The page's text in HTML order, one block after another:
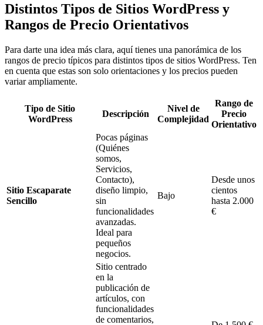
Distintos Tipos de Sitios WordPress y
Rangos de Precio Orientativos
Para darte una idea más clara, aquí tienes una panorámica de los
rangos de precio típicos para distintos tipos de sitios WordPress. Ten
en cuenta que estas son solo orientaciones y los precios pueden
variar ampliamente.
Tipo de Sitio
WordPress
Descripción
Nivel de
Complejidad
Rango de
Precio
Orientativo
Sitio Escaparate
Sencillo
Pocas páginas
(Quiénes
somos,
Servicios,
Contacto),
diseño limpio,
sin
funcionalidades
avanzadas.
Ideal para
pequeños
negocios.
Bajo
Desde unos
cientos
hasta 2.000
€
Sitio centrado
en la
publicación de
artículos, con
funcionalidades
de comentarios,